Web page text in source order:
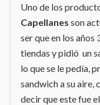
Uno de los
Capellanes son
ser que en los años
tiendas y pidió un
lo que se le pedía,
sandwich a su aire,
decir que este fue